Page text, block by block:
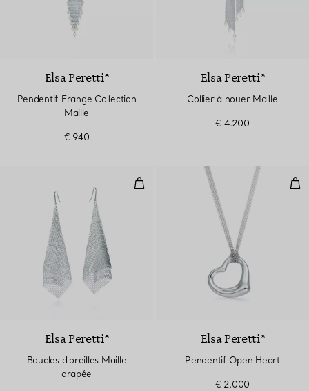
Elsa Peretti®
Pendentif Frange Collection
Maille
€ 940
Elsa Peretti®
Collier à nouer Maille
€ 4.200
Boucles d'oreilles Maille drapée
Elsa Peretti®
Boucles d'oreilles Maille
drapée
Elsa Peretti®
Pendentif Open Heart
€ 2.000